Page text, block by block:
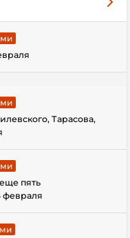
Тарасова,
пять
февраля